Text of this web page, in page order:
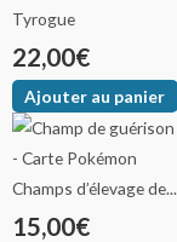
Tyrogue
22,00€
Ajouter au panier
Champs d’élevage de...
15,00€